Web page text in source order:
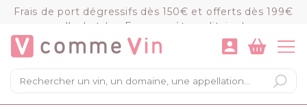
Frais de port dégressifs dès 150€ et offerts dès 199€
d'achat (en France métropolitaine)
×
Mon panier
VOIR LE PANIER COMMANDER
Panneau de gestion des cookies